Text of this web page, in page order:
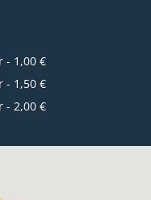
- 1,00 €
- 1,50 €
- 2,00 €